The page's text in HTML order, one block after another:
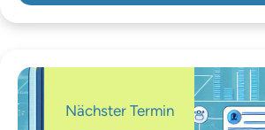
Nächster Termin